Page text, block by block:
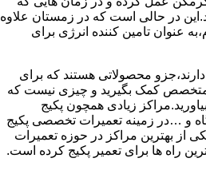
در حالی است که در زمستان علاوه
عنوان تامین کننده انرژی برای
محصولاتی هستند که برای
متخصص کمک بگیرید و چیزی نیست که
زیادی همچون پکیج
و …در زمینه تعمیرات تخصصی پکیج
از بهترین مراکز در حوزه تعمیرات
راه ها برای تعمیر پکیج کرده است.